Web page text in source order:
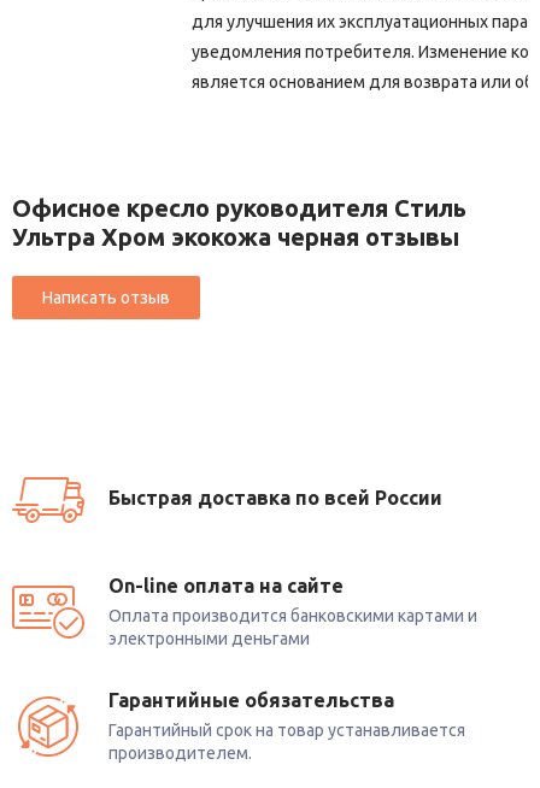
для улучшения их эксплуатационных
уведомления потребителя. Изменение
является основанием для возврата или
Офисное кресло руководителя Стиль
Ультра Хром экокожа черная отзывы
Быстрая доставка по всей России
On-line оплата на сайте
Оплата производится банковскими картами и
электронными деньгами
Гарантийные обязательства
Гарантийный срок на товар устанавливается
производителем.